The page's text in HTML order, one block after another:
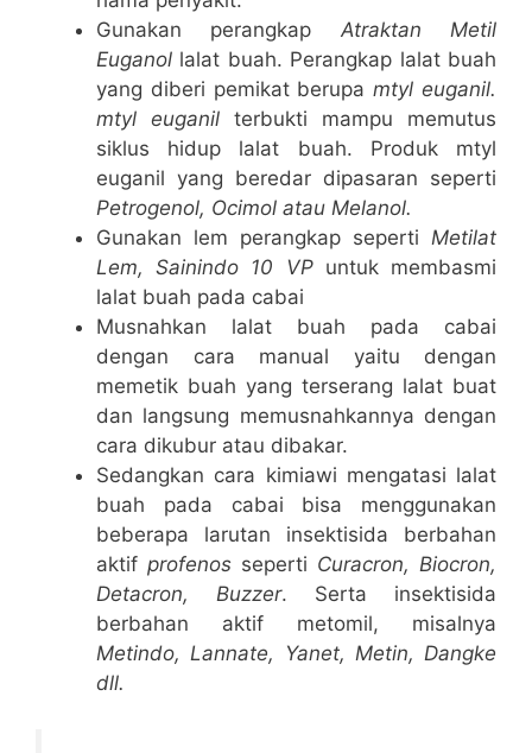
Gunakan perangkap Atraktan Metil
Euganol lalat buah. Perangkap lalat buah
yang diberi pemikat berupamtyl euganil.
mtyl euganil terbukti mampu memutus
siklus hidup lalat buah. Produk mtyl
euganil yang beredar dipasaran seperti
Petrogenol, Ocimol atau Melanol.
Gunakan lem perangkap seperti Metilat
Lem, Sainindo 10 VPuntuk membasmi
lalat buah pada cabai
Musnahkan lalat buah pada cabai
dengan cara manual yaitu dengan
memetik buah yang terserang lalat buat
dan langsung memusnahkannya dengan
cara dikubur atau dibakar.
Sedangkan cara kimiawi mengatasi lalat
buah pada cabai bisa menggunakan
beberapa larutan insektisida berbahan
aktif profenos seperti Curacron, Biocron,
Detacron, Buzzer. Serta insektisida
berbahan aktif metomil, misalnya
Metindo, Lannate, Yanet, Metin, Dangke
dll.